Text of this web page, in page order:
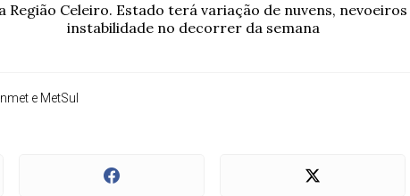
Celeiro. Estado terá variação de nuvens,
instabilidade no decorrer da semana
e MetSul